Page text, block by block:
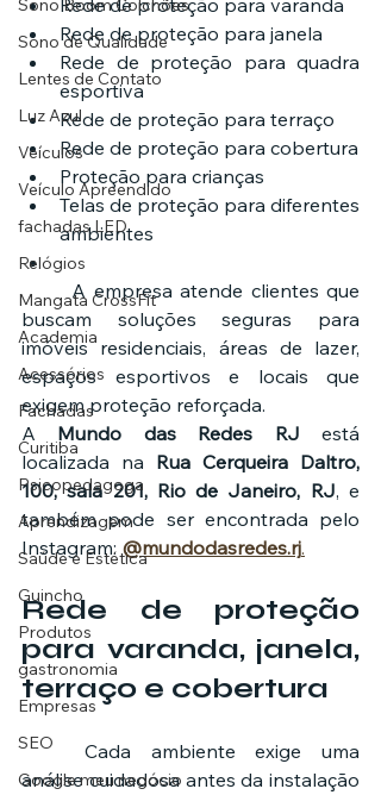
Sono Boom Colchões
Sono de Qualidade
Lentes de Contato
Luz Azul
Veículos
Veículo Apreendido
fachadas LED
Relógios
Mangata CrossFit
Academia
Acessórios
Fachadas
Curitiba
Psicopedagoga
Aprendizagem
Saúde e Estética
Guincho
Produtos
gastronomia
Empresas
SEO
Google meu negócio
Rede de proteção para varanda
Rede de proteção para janela
Rede de proteção para quadra
esportiva
Rede de proteção para terraço
Rede de proteção para cobertura
Proteção para crianças
Telas de proteção para diferentes
ambientes
	A empresa atende clientes que
buscam soluções seguras para
imóveis residenciais, áreas de lazer,
espaços esportivos e locais que
exigem proteção reforçada.
A Mundo das Redes RJ está
localizada na Rua Cerqueira Daltro,
100, sala 201, Rio de Janeiro, RJ, e
também pode ser encontrada pelo
Instagram: @mundodasredes.rj.
Rede de proteção
para varanda, janela,
terraço e cobertura
	Cada ambiente exige uma
análise cuidadosa antes da instalação